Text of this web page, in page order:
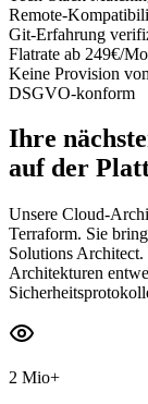
Remote-
Git-Erfahrung
Flatrate ab 249€/
Keine Provision
DSGVO-konform
Ihre
auf der
Unsere Cloud-
Terraform. Sie
Solutions
Architekturen
2 Mio+